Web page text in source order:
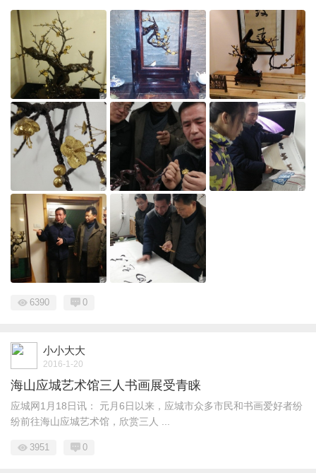
6390 0
小小大大
2016-1-20
海山应城艺术馆三人书画展受青睐
应城网1月18日讯： 元月6日以来，应城市众多市民和书画爱好者纷
纷前往海山应城艺术馆，欣赏三人 ...
3951 0